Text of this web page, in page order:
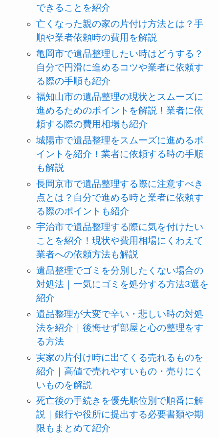
できることを紹介
亡くなった親の家の片付け方法とは？手
順や業者依頼時の費用を解説
亀岡市で遺品整理したい時はどうする？
自分で円滑に進めるコツや業者に依頼す
る際の手順も紹介
福知山市の遺品整理の現状とスムーズに
進めるためのポイントを解説！業者に依
頼する際の費用相場も紹介
城陽市で遺品整理をスムーズに進めるポ
イントを紹介！業者に依頼する時の手順
も解説
長岡京市で遺品整理する際に注意すべき
点とは？自分で進める時と業者に依頼す
る際のポイントも紹介
宇治市で遺品整理する際に気を付けたい
ことを紹介！現状や費用相場にくわえて
業者への依頼方法も解説
遺品整理でゴミを分別したくない場合の
対処法｜一気にゴミを処分する方法3選を
紹介
遺品整理が大変で辛い・悲しい時の対処
法を紹介｜後悔せず部屋と心の整理をす
る方法
実家の片付け時に出てくる売れるものを
紹介｜高値で売れやすいもの・売りにく
いものを解説
死亡後の手続きを優先順位別で順番に解
説｜銀行や役所に提出する必要書類や期
限もまとめて紹介